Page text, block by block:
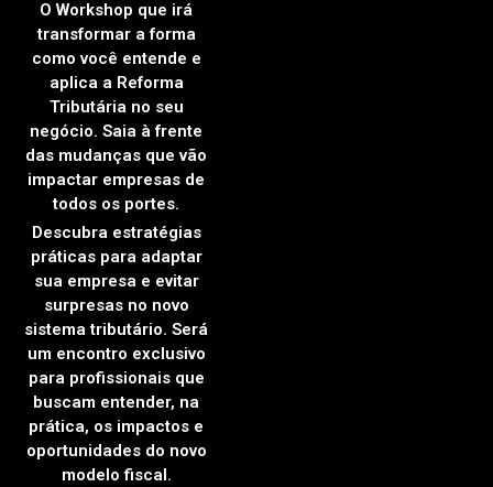
O Workshop que irá
transformar a forma
como você entende e
aplica a Reforma
Tributária no seu
negócio. Saia à frente
das mudanças que vão
impactar empresas de
todos os portes.
Descubra estratégias
práticas para adaptar
sua empresa e evitar
surpresas no novo
sistema tributário. Será
um encontro exclusivo
para profissionais que
buscam entender, na
prática, os impactos e
oportunidades do novo
modelo fiscal.